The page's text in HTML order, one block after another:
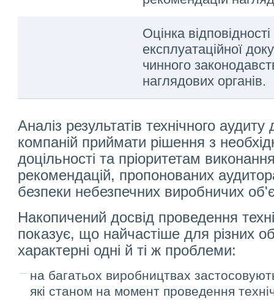
Оцінка відповідності
експлуатаційної
чинного
наглядових органів.
Аналіз результатів технічного
компаній приймати рішення з
доцільності та пріоритетам
рекомендацій, пропонованих
безпеки небезпечних виробничих
Накопичений досвід проведення
показує, що найчастіше для різних
характерні одні й ті ж проблеми:
на багатьох виробництвах
які станом на момент проведення